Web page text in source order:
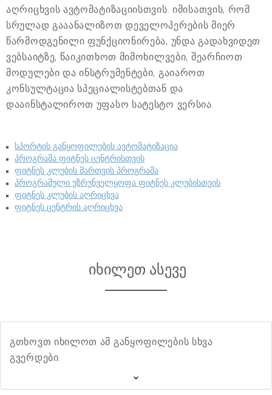
აღრიცხვის ავტომატიზაციისთვის. იმისათვის, რომ
სრულად გააანალიზოთ დეველოპერების მიერ
წარმოდგენილი ფუნქციონირება, უნდა გადახვიდეთ
ვებსაიტზე, წაიკითხოთ მიმოხილვები, შეარჩიოთ
მოდულები და ინსტრუმენტები, გაიაროთ
კონსულტაცია სპეციალისტებთან და
დააინსტალიროთ უფასო სატესტო ვერსია.
სპორტის განყოფილების ავტომატიზაცია
პროგრამა ფიტნეს ცენტრისთვის
ფიტნეს კლუბის მართვის პროგრამა
პროგრამული უზრუნველყოფა ფიტნეს კლუბისთვის
ფიტნეს კლუბის აღრიცხვა
ფიტნეს ცენტრის აღრიცხვა
იხილეთ ასევე
გთხოვთ იხილოთ ამ განყოფილების სხვა
გვერდები.